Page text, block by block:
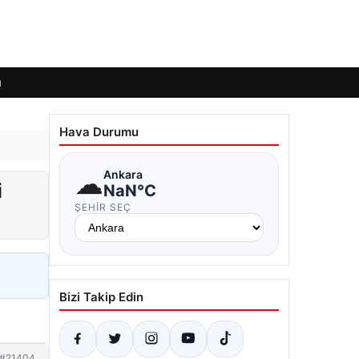
Hava Durumu
☁Ankara
NaN°C
ŞEHIR SEÇ
Bizi Takip Edin